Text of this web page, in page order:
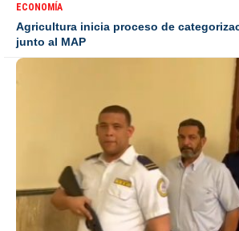
ECONOMÍA
Agricultura inicia proceso de
junto al MAP